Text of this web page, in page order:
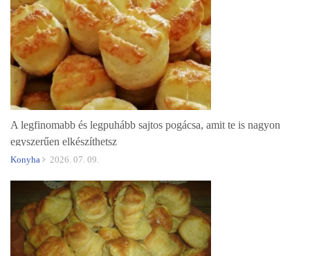
A legfinomabb és legpuhább sajtos pogácsa, amit te is nagyon
egyszerűen elkészíthetsz
Konyha 2026. 07. 09.